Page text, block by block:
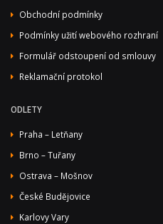
Obchodní podmínky
Podmínky užití webového rozhraní
Formulář odstoupení od smlouvy
Reklamační protokol
ODLETY
Praha – Letňany
Brno – Tuřany
Ostrava – Mošnov
České Budějovice
Karlovy Vary